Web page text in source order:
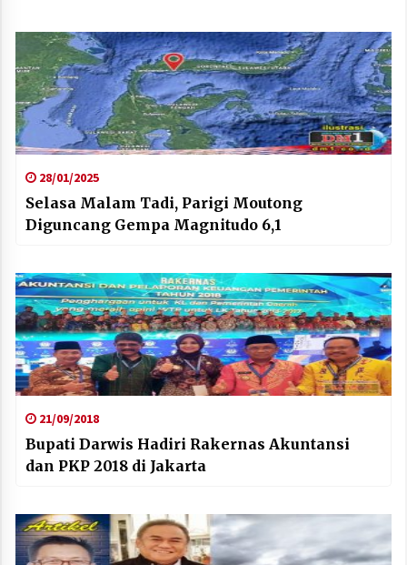
28/01/2025
Selasa Malam Tadi, Parigi Moutong
Diguncang Gempa Magnitudo 6,1
21/09/2018
Bupati Darwis Hadiri Rakernas Akuntansi
dan PKP 2018 di Jakarta